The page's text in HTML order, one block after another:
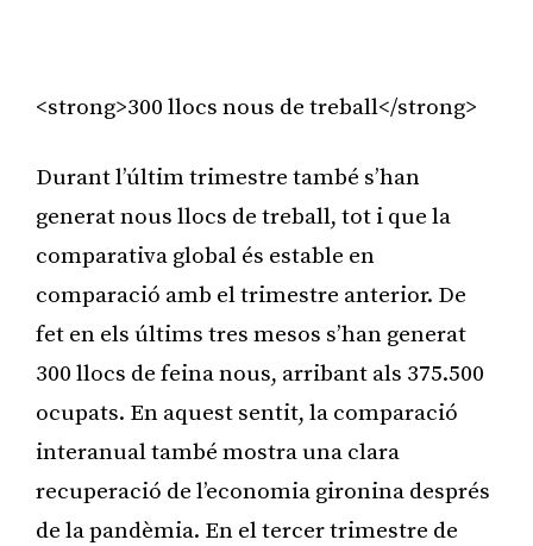
<strong>300 llocs nous de treball</strong>
Durant l’últim trimestre també s’han
generat nous llocs de treball, tot i que la
comparativa global és estable en
comparació amb el trimestre anterior. De
fet en els últims tres mesos s’han generat
300 llocs de feina nous, arribant als 375.500
ocupats. En aquest sentit, la comparació
interanual també mostra una clara
recuperació de l’economia gironina després
de la pandèmia. En el tercer trimestre de